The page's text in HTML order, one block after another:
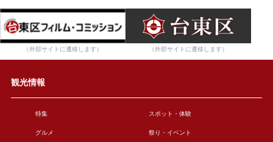
（外部サイトに遷移します） （外部サイトに遷移します）
観光情報
特集 スポット・体験
グルメ 祭り・イベント